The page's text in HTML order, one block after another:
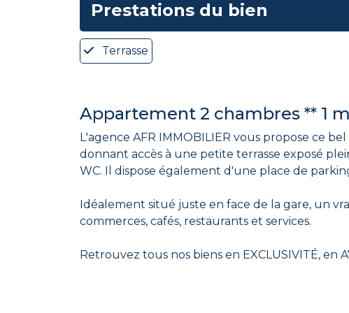
Prestations du bien
Terrasse
Appartement 2 chambres ** 1
L'agence AFR IMMOBILIER vous propose ce
donnant accès à une petite terrasse exposé
WC. Il dispose également d'une place de
Idéalement situé juste en face de la gare, un
commerces, cafés, restaurants et services.
Retrouvez tous nos biens en EXCLUSIVITÉ, en